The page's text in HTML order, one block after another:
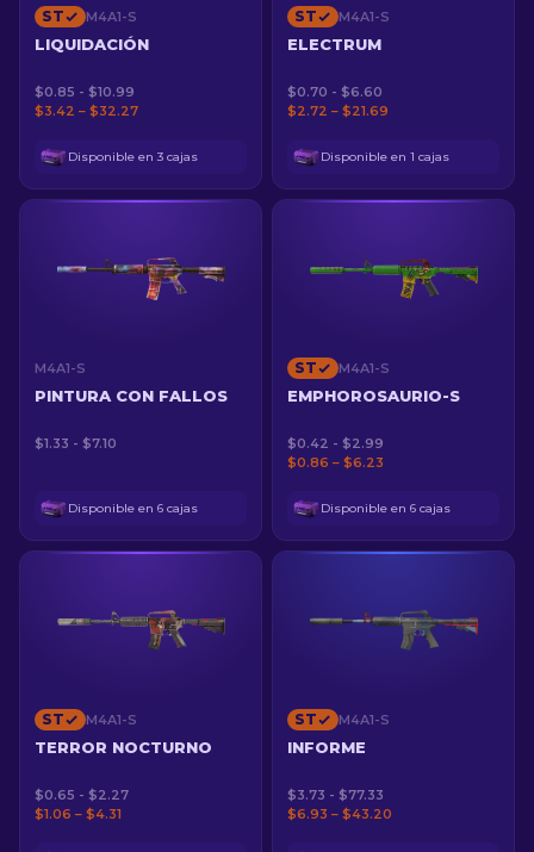
ST M4A1-S
LIQUIDACIÓN
$0.85 - $10.99
$3.42 – $32.27
Disponible en 3 cajas
ST M4A1-S
ELECTRUM
$0.70 - $6.60
$2.72 – $21.69
Disponible en 1 cajas
M4A1-S
PINTURA CON FALLOS
$1.33 - $7.10
Disponible en 6 cajas
ST M4A1-S
EMPHOROSAURIO-S
$0.42 - $2.99
$0.86 – $6.23
Disponible en 6 cajas
ST M4A1-S
TERROR NOCTURNO
$0.65 - $2.27
$1.06 – $4.31
ST M4A1-S
INFORME
$3.73 - $77.33
$6.93 – $43.20